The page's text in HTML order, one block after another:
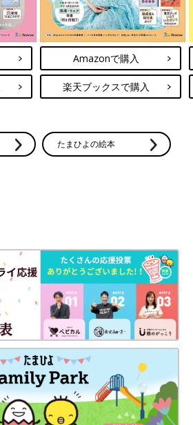
Amazonで購入
楽天ブックスで購入
たまひよの絵本